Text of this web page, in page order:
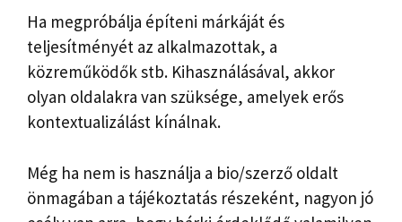
Ha megpróbálja építeni márkáját és
teljesítményét az alkalmazottak, a
közreműködők stb. Kihasználásával, akkor
olyan oldalakra van szüksége, amelyek erős
kontextualizálást kínálnak.
Még ha nem is használja a bio/szerző oldalt
önmagában a tájékoztatás részeként, nagyon jó